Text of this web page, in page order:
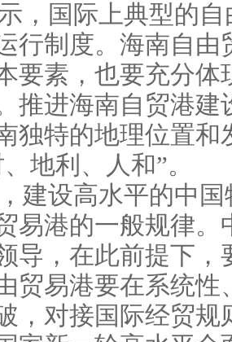
，国际上典型的
行制度。海南自由
要素，也要充分体
推进海南自贸港建
独特的地理位置和
地利、人和”。
建设高水平的中
易港的一般规律。
导，在此前提下，
贸易港要在系统性
，对接国际经贸规